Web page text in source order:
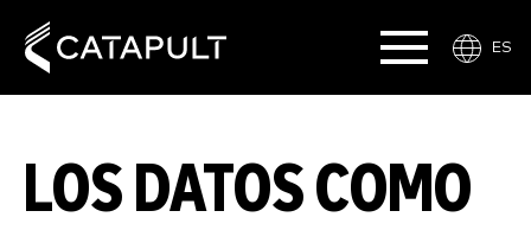
ES
LOS DATOS COMO